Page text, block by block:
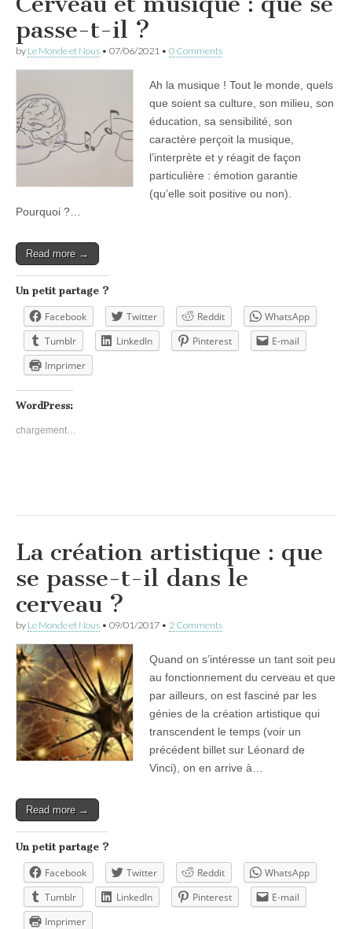
passe-t-il ?
by Le Monde et Nous • 07/06/2021 • 0 Comments
Ah la musique ! Tout le monde, quels
que soient sa culture, son milieu, son
éducation, sa sensibilité, son
caractère perçoit la musique,
l’interprète et y réagit de façon
particulière : émotion garantie
(qu’elle soit positive ou non).
Pourquoi ?…
Read more →
Un petit partage ?
Facebook Twitter Reddit
WhatsApp
Tumblr
LinkedIn Pinterest
E-mail
Imprimer
WordPress:
chargement…
La création artistique : que
se passe-t-il dans le
cerveau ?
by Le Monde et Nous • 09/01/2017 • 2 Comments
Quand on s’intéresse un tant soit peu
au fonctionnement du cerveau et que
par ailleurs, on est fasciné par les
génies de la création artistique qui
transcendent le temps (voir un
précédent billet sur Léonard de
Vinci), on en arrive à…
Read more →
Un petit partage ?
Facebook Twitter Reddit
WhatsApp
Tumblr
LinkedIn Pinterest
E-mail
Imprimer